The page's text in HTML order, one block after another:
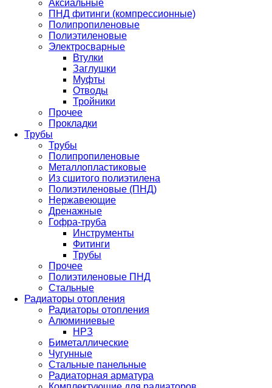
Аксиальные
ПНД фитинги (компрессионные)
Полипропиленовые
Полиэтиленовые
Электросварные
Втулки
Заглушки
Муфты
Отводы
Тройники
Прочее
Прокладки
Трубы
Трубы
Полипропиленовые
Металлопластиковые
Из сшитого полиэтилена
Полиэтиленовые (ПНД)
Нержавеющие
Дренажные
Гофра-труба
Инструменты
Фитинги
Трубы
Прочее
Полиэтиленовые ПНД
Стальные
Радиаторы отопления
Радиаторы отопления
Алюминиевые
НРЗ
Биметаллические
Чугунные
Стальные панельные
Радиаторная арматура